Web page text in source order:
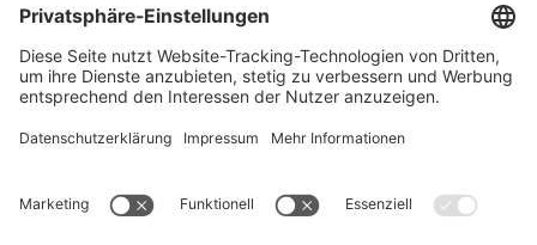
über Vermögensanlagen. Die Webseite richtet sich an ein
internationales Publikum. Sie stellt keine Beratung,
Anlageberatung, Rechtsberatung, Steuerberatung,
Kaufaufforderung oder sonstige Empfehlung dar - es
handelt sich um Werbung. Ob die in auf dieser Webseite
genannten Informationen, Anlagemöglichkeiten,
Instrumente in Ihrem Land rechtskonform (nutzbar) sind
eigenständigen Prüfung. Geldanlagen und Investitionen
können mit Risiken bis hin zum Totalausfall verbunden